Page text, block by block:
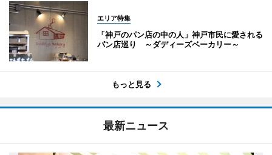
エリア特集
「神戸のパン店の中の人」神戸市民に愛される
パン店巡り ～ダディーズベーカリー～
もっと見る
最新ニュース